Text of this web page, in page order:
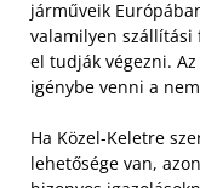
járműveik
valamilyen
el tudják végezni.
igénybe venni a
Ha Közel-Keletre
lehetősége van,